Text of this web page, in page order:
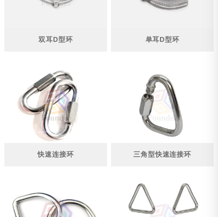
双耳D型环 单耳D型环
快速连接环 三角型快速连接环